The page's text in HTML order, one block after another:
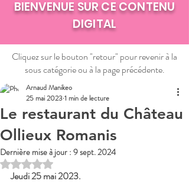
BIENVENUE SUR CE CONTENU
DIGITAL
Cliquez sur le bouton "retour" pour revenir à la
sous catégorie ou à la page précédente.
Le restaurant du Château
Ollieux Romanis
Arnaud Manikeo
25 mai 20231 min de lecture
Dernière mise à jour : 9 sept. 2024
Noté NaN étoiles sur 5.
Jeudi 25 mai 2023.